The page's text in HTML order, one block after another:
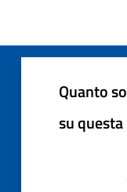
Quanto
su